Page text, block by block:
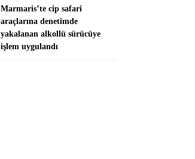
Marmaris’te cip safari
araçlarına denetimde
yakalanan alkollü sürücüye
işlem uygulandı